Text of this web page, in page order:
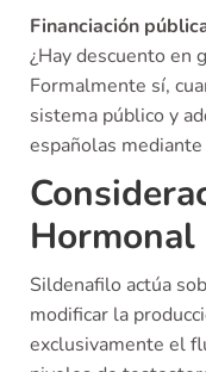
Financiación
¿Hay descuento en
Formalmente sí,
sistema público y
españolas
Hormonal
Sildenafilo actúa
modificar la
exclusivamente el